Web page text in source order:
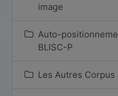
image
Auto-
BLISC-P
Les Autres Corpus